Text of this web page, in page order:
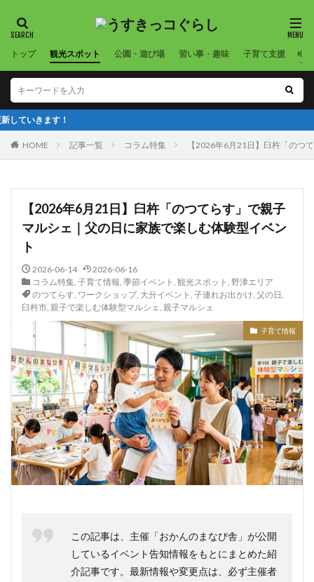
トップ 観光スポット 公園・遊び場 習い事・趣味 子育て支援 コ
HOME 記事一覧 コラム特集 【2026年6月21日】臼杵「のつ
【2026年6月21日】臼杵「のつてらす」で親子
マルシェ｜父の日に家族で楽しむ体験型イベン
ト
2026-06-14
2026-06-16
コラム特集, 子育て情報, 季節イベント , 観光スポット , 野津エリア
のつてらす, ワークショップ, 大分イベント , 子連れお出かけ, 父の日,
臼杵市, 親子で楽しむ体験型マルシェ, 親子マルシェ
子育て情報
この記事は、主催「おかんのまなび舎」が公開
しているイベント告知情報をもとにまとめた紹
介記事です。最新情報や変更点は、必ず主催者